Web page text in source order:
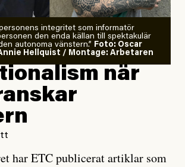
integritet som informatör
den enda källan till spektakulär
autonoma vänstern.” Foto: Oscar
Hellquist / Montage: Arbetaren
när
har ETC publicerat artiklar som